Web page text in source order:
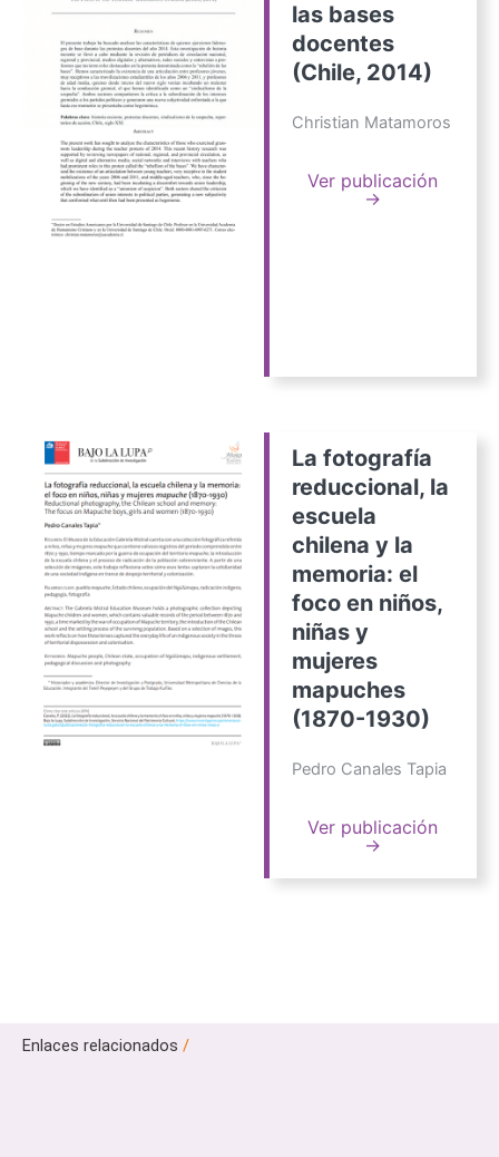
las bases
docentes
(Chile, 2014)
Christian Matamoros
Ver publicación
→
La fotografía
reduccional, la
escuela
chilena y la
memoria: el
foco en niños,
niñas y
mujeres
mapuches
(1870-1930)
Pedro Canales Tapia
Ver publicación
→
Enlaces relacionados /